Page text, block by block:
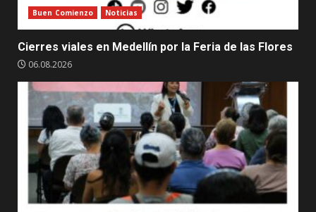
Buen Comienzo Noticias
Cierres viales en Medellín por la Feria de las Flores
06.08.2026